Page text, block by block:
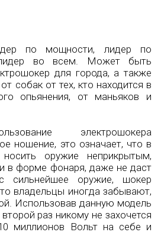
по мощности, лидер по
во всем. Может быть
для города, а также
собак от тех, кто находится в
опьянения, от маньяков и
электрошокера
ношение, это означает, что в
оружие неприкрытым,
в форме фонаря, даже не даст
сильнейшее оружие, шокер
владельцы иногда забывают,
Использовав данную модель
раз никому не захочется
миллионов Вольт на себе и